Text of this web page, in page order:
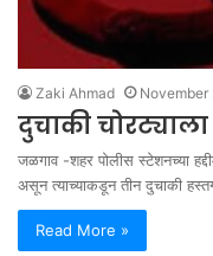
Zaki Ahmad November
दुचाकी
जळगाव -शहर पोलीस स्टेशनच्या
असून त्याच्याकडून तीन दुचाकी
Read More »